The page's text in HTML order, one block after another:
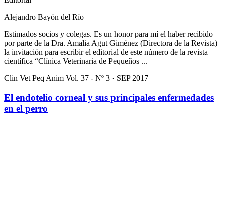
Alejandro Bayón del Río
Estimados socios y colegas. Es un honor para mí el haber recibido
por parte de la Dra. Amalia Agut Giménez (Directora de la Revista)
la invitación para escribir el editorial de este número de la revista
científica “Clínica Veterinaria de Pequeños ...
Clin Vet Peq Anim Vol. 37 - Nº 3 · SEP 2017
El endotelio corneal y sus principales enfermedades
en el perro